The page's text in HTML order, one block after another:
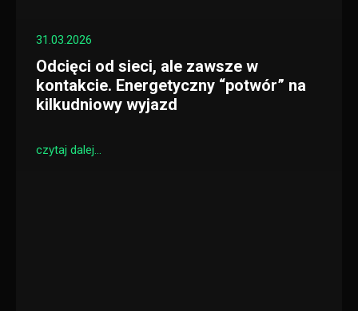
31.03.2026
Odcięci od sieci, ale zawsze w
kontakcie. Energetyczny “potwór” na
kilkudniowy wyjazd
czytaj dalej...